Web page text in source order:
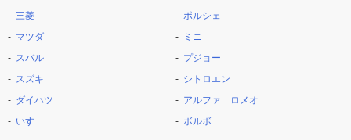
三菱
マツダ
スバル
スズキ
ダイハツ
いすゞ
ポルシェ
ミニ
プジョー
シトロエン
アルファ ロメオ
ボルボ